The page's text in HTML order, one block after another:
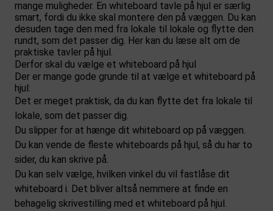
mange muligheder. En whiteboard tavle på hjul er særlig
smart, fordi du ikke skal montere den på væggen. Du kan
desuden tage den med fra lokale til lokale og flytte den
rundt, som det passer dig. Her kan du læse alt om de
praktiske tavler på hjul.
Derfor skal du vælge et whiteboard på hjul
Der er mange gode grunde til at vælge et whiteboard på
hjul:
Det er meget praktisk, da du kan flytte det fra lokale til
lokale, som det passer dig.
Du slipper for at hænge dit whiteboard op på væggen.
Du kan vende de fleste whiteboards på hjul, så du har to
sider, du kan skrive på.
Du kan selv vælge, hvilken vinkel du vil fastlåse dit
whiteboard i. Det bliver altså nemmere at finde en
behagelig skrivestilling med et whiteboard på hjul.